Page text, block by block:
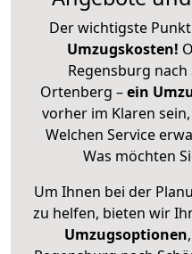
Der wichtigste
Umzugskosten!
Regensburg
Ortenberg –ein
vorher im Klaren
Welchen Service
Was möchten
Um Ihnen bei der
zu helfen, bieten wir
Umzugsoptionen